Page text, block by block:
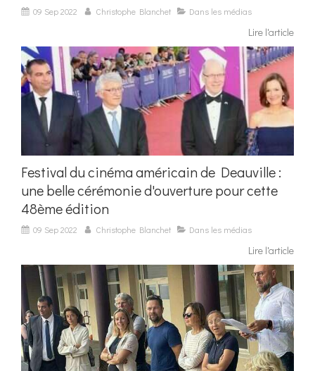
09 Sep 2022 Christophe Blanchet Dans les médias
Lire l'article
Festival du cinéma américain de Deauville :
une belle cérémonie d'ouverture pour cette
48ème édition
09 Sep 2022 Christophe Blanchet Dans les médias
Lire l'article